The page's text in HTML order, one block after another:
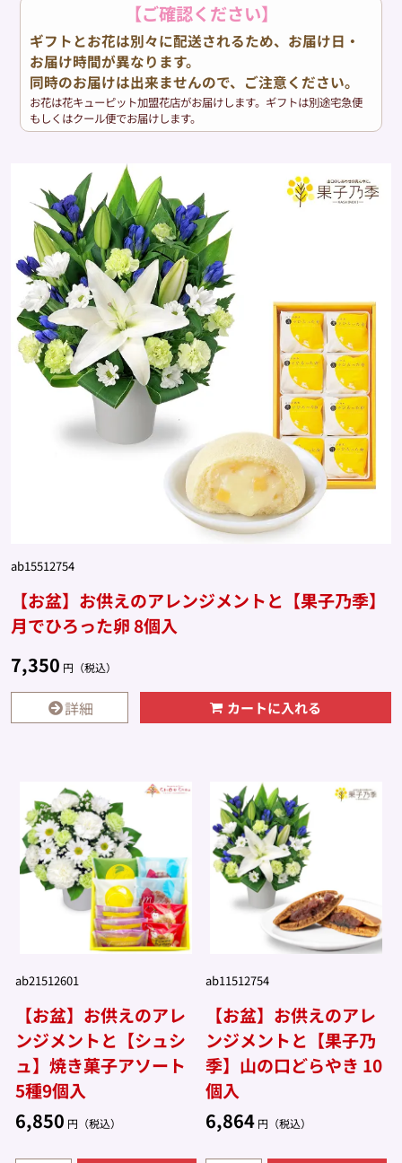
【ご確認ください】
ギフトとお花は別々に配送されるため、お届け日・
お届け時間が異なります。
同時のお届けは出来ませんので、ご注意ください。
お花は花キューピット加盟花店がお届けします。ギフトは別途宅急便
もしくはクール便でお届けします。
ab15512754
【お盆】お供えのアレンジメントと【果子乃季】
月でひろった卵 8個入
7,350 円（税込）
詳細 カートに入れる
ab21512601
【お盆】お供えのアレ
ンジメントと【シュシ
ュ】焼き菓子アソート
5種9個入
6,850 円（税込）
ab11512754
【お盆】お供えのアレ
ンジメントと【果子乃
季】山の口どらやき 10
個入
6,864 円（税込）